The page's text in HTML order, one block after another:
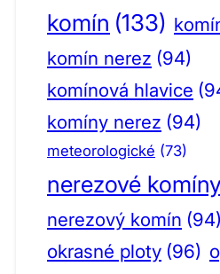
komín (133)
komín nerez (94)
komínová hlavice
komíny nerez (94)
meteorologické (73)
nerezové komíny
nerezový komín (94)
okrasné ploty (96)